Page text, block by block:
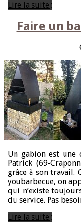
Lire la suite ;
Faire un
Un gabion est une
Patrick (69-
grâce à son travail.
youbarbecue, on
qui n’existe
du service. Pas
Lire la suite ;